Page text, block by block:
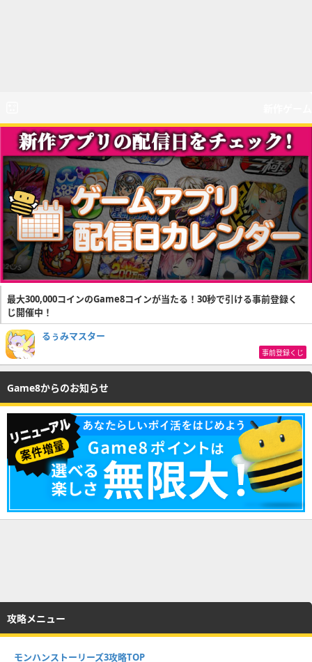
最大300,000コインのGame8コインが当たる！30秒で引ける事前登録く
じ開催中！
るぅみマスター
事前登録くじ
Game8からのお知らせ
攻略メニュー
モンハンストーリーズ3攻略TOP